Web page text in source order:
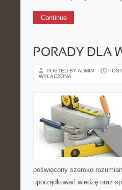
Continue
PORADY DLA
POSTED BY ADMIN
WYŁĄCZONA
poświęcony szeroko
uporządkować wiedzę oraz